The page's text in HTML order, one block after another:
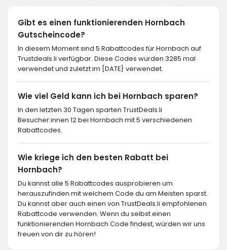
Gibt es einen funktionierenden Hornbach
Gutscheincode?
In diesem Moment sind 5 Rabattcodes für Hornbach auf
Trustdeals.li verfügbar. Diese Codes wurden 3285 mal
verwendet und zuletzt im [DATE} verwendet.
Wie viel Geld kann ich bei Hornbach sparen?
In den letzten 30 Tagen sparten TrustDeals.li
Besucher:innen 12 bei Hornbach mit 5 verschiedenen
Rabattcodes.
Wie kriege ich den besten Rabatt bei
Hornbach?
Du kannst alle 5 Rabattcodes ausprobieren um
herauszufinden mit welchem Code du am Meisten sparst.
Du kannst aber auch einen von TrustDeals.li empfohlenen
Rabattcode verwenden. Wenn du selbst einen
funktionierenden Hornbach Code findest, würden wir uns
freuen von dir zu hören!